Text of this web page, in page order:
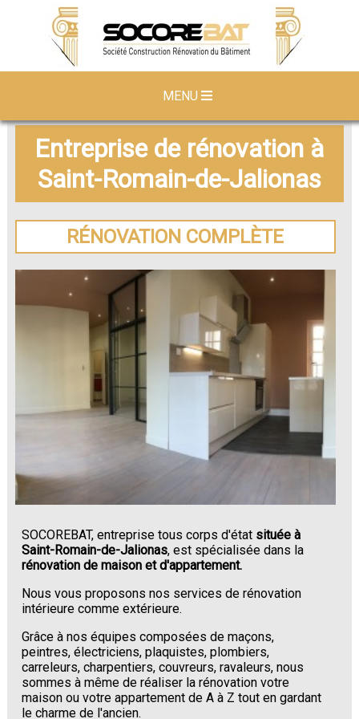
MENU
Entreprise de rénovation à
Saint-Romain-de-Jalionas
RÉNOVATION COMPLÈTE
SOCOREBAT, entreprise tous corps d'état située à
Saint-Romain-de-Jalionas, est spécialisée dans la
rénovation de maison et d'appartement.
Nous vous proposons nos services de rénovation
intérieure comme extérieure.
Grâce à nos équipes composées de maçons,
peintres, électriciens, plaquistes, plombiers,
carreleurs, charpentiers, couvreurs, ravaleurs, nous
sommes à même de réaliser la rénovation votre
maison ou votre appartement de A à Z tout en gardant
le charme de l'ancien.